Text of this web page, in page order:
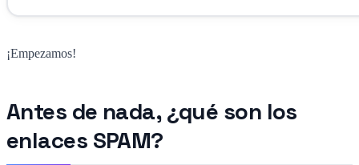
¡Empezamos!
Antes de nada, ¿qué son los
enlaces SPAM?